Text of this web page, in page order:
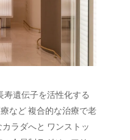
寿遺伝子を活性化する
など 複合的な治療で老
ラダへと ワンストッ